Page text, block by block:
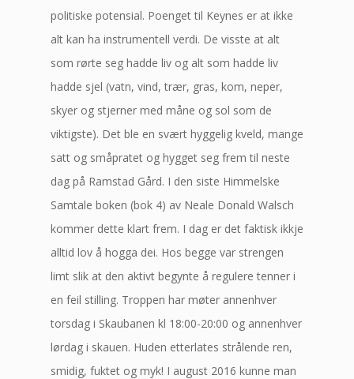
politiske potensial. Poenget til Keynes er at ikke
alt kan ha instrumentell verdi. De visste at alt
som rørte seg hadde liv og alt som hadde liv
hadde sjel (vatn, vind, trær, gras, kom, neper,
skyer og stjerner med måne og sol som de
viktigste). Det ble en svært hyggelig kveld, mange
satt og småpratet og hygget seg frem til neste
dag på Ramstad Gård. I den siste Himmelske
Samtale boken (bok 4) av Neale Donald Walsch
kommer dette klart frem. I dag er det faktisk ikkje
alltid lov å hogga dei. Hos begge var strengen
limt slik at den aktivt begynte å regulere tenner i
en feil stilling. Troppen har møter annenhver
torsdag i Skaubanen kl 18:00-20:00 og annenhver
lørdag i skauen. Huden etterlates strålende ren,
smidig, fuktet og myk! I august 2016 kunne man